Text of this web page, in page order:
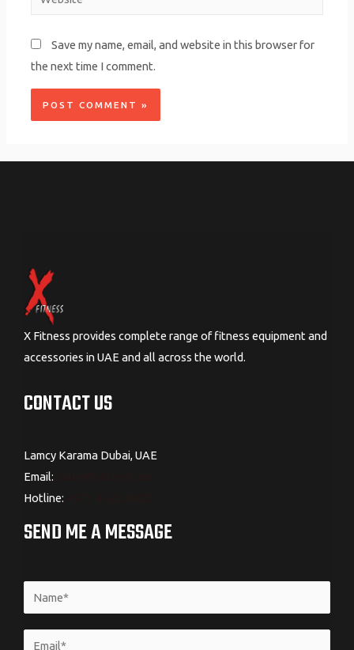
Save my name, email, and website in this browser for
the next time I comment.
X Fitness provides complete range of fitness equipment and
accessories in UAE and all across the world.
CONTACT US
Lamcy Karama Dubai, UAE
Email:
Hotline:
SEND ME A MESSAGE